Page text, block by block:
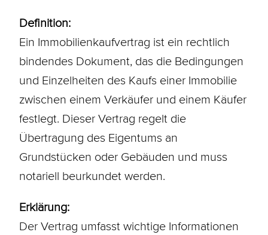
Kundenportal
Definition:
Ein Immobilienkaufvertrag ist ein rechtlich
bindendes Dokument, das die Bedingungen
und Einzelheiten des Kaufs einer Immobilie
zwischen einem Verkäufer und einem Käufer
festlegt. Dieser Vertrag regelt die
Übertragung des Eigentums an
Grundstücken oder Gebäuden und muss
notariell beurkundet werden.
Erklärung:
Der Vertrag umfasst wichtige Informationen